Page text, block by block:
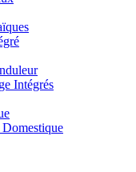
Intégrés